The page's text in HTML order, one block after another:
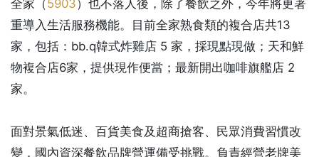
全家（5903）也不落人後，除了餐飲之外，今年將更著
重導入生活服務機能。目前全家熟食類的複合店共13
家，包括：bb.q韓式炸雞店 5 家，採現點現做；天和鮮
物複合店6家，提供現作便當；最新開出咖啡旗艦店 2
家。
面對景氣低迷、百貨美食及超商搶客、民眾消費習慣改
變，國內資深餐飲品牌營運備受挑戰。負責經營老牌美